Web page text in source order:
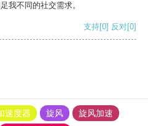
我不同的社交需求。
支持[0] 反对[0]
速度器 旋风
旋风加速